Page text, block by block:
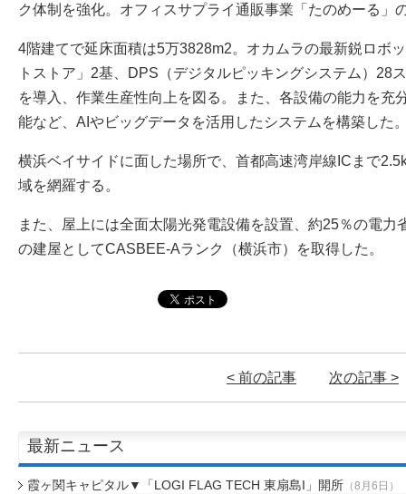
ク体制を強化。オフィスサプライ通販事業「たのめーる」
4階建てで延床面積は5万3828m2。オカムラの最新鋭ロボ
トストア」2基、DPS（デジタルピッキングシステム）28
を導入、作業生産性向上を図る。また、各設備の能力を充
能など、AIやビッグデータを活用したシステムを構築した
横浜ベイサイドに面した場所で、首都高速湾岸線ICまで
域を網羅する。
また、屋上には全面太陽光発電設備を設置、約25％の電力
の建屋としてCASBEE-Aランク（横浜市）を取得した。
< 前の記事 次の記事 >
最新ニュース
霞ヶ関キャピタル▼「LOGI FLAG TECH 東扇島I」開所（8月6日）